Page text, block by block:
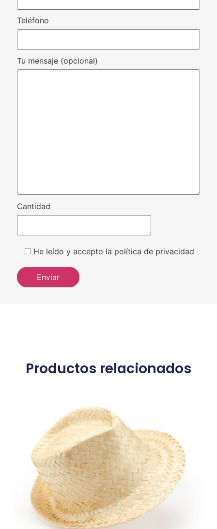
Teléfono
Tu mensaje (opcional)
Cantidad
He leído y accepto la política de privacidad
Productos relacionados